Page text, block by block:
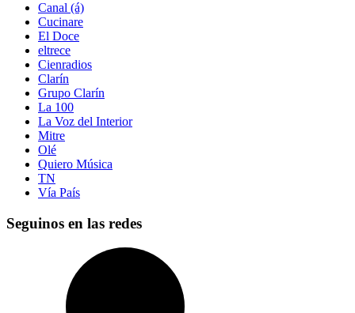
Canal (á)
Cucinare
El Doce
eltrece
Cienradios
Clarín
Grupo Clarín
La 100
La Voz del Interior
Mitre
Olé
Quiero Música
TN
Vía País
Seguinos en las redes